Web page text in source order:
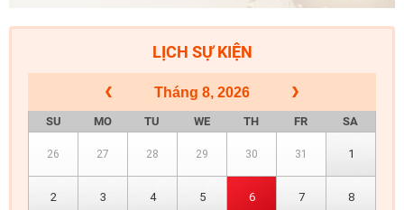
LỊCH SỰ KIỆN
Tháng 8, 2026
SU MO TU WE TH FR SA
26 27 28 29 30 31 1
2 3 4 5 6 7 8